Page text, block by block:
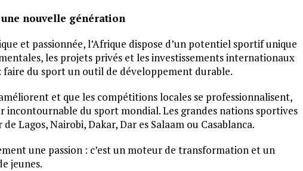
nouvelle génération
et passionnée, l’Afrique dispose d’un potentiel sportif unique
les projets privés et les investissements internationaux
du sport un outil de développement durable.
et que les compétitions locales se professionnalisent,
incontournable du sport mondial. Les grandes nations sportives
Lagos, Nairobi, Dakar, Dar es Salaam ou Casablanca.
une passion : c’est un moteur de transformation et un
jeunes.